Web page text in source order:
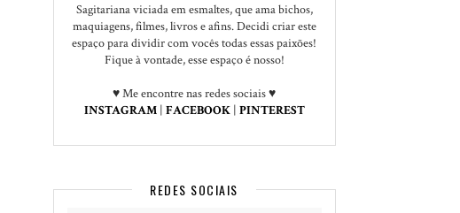
Sagitariana viciada em esmaltes, que ama bichos,
maquiagens, filmes, livros e afins. Decidi criar este
espaço para dividir com vocês todas essas paixões!
Fique à vontade, esse espaço é nosso!
♥ Me encontre nas redes sociais ♥
INSTAGRAM | FACEBOOK | PINTEREST
REDES SOCIAIS